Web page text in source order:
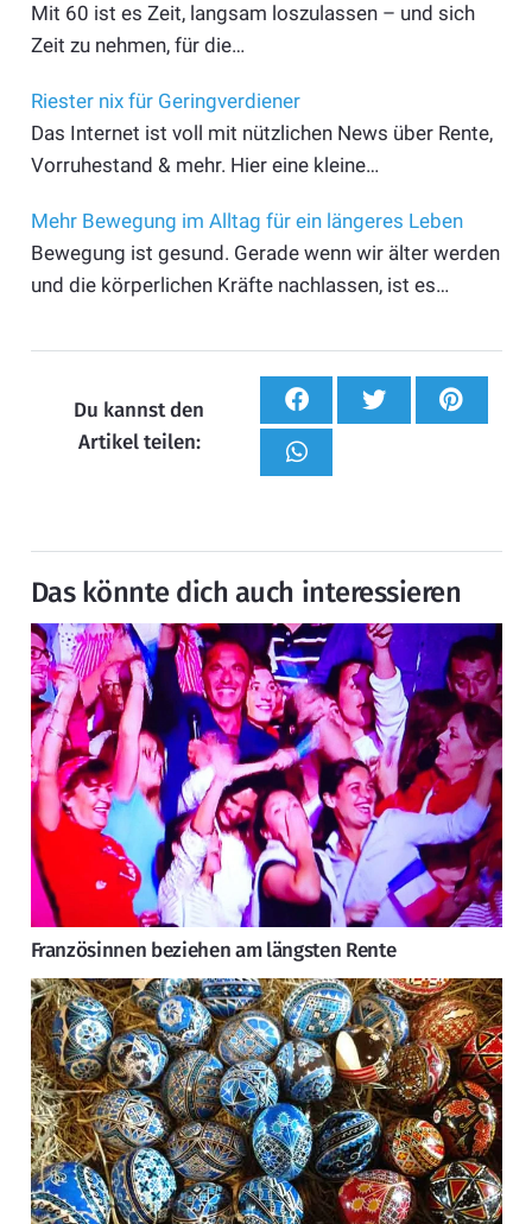
Mit 60 ist es Zeit, langsam loszulassen – und sich
Zeit zu nehmen, für die…
Riester nix für Geringverdiener
Das Internet ist voll mit nützlichen News über Rente,
Vorruhestand & mehr. Hier eine kleine…
Mehr Bewegung im Alltag für ein längeres Leben
Bewegung ist gesund. Gerade wenn wir älter werden
und die körperlichen Kräfte nachlassen, ist es…
Du kannst den
Artikel teilen:
Das könnte dich auch interessieren
Französinnen beziehen am längsten Rente